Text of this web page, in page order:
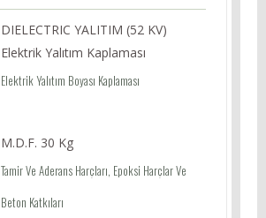
DIELECTRIC YALITIM (52 KV)
Elektrik Yalıtım Kaplaması
Elektrik Yalıtım Boyası Kaplaması
M.D.F. 30 Kg
Tamir Ve Aderans Harçları, Epoksi Harçlar Ve
Beton Katkıları